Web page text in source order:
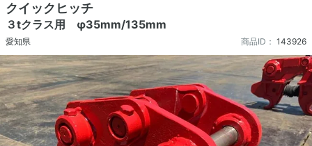
クイックヒッチ
３tクラス用 φ35mm/135mm
愛知県 商品ID： 143926